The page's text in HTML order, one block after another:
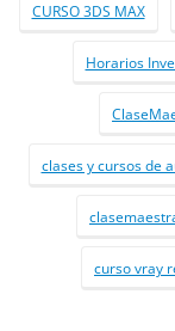
CURSO 3DS MAX
Horarios
clases y cursos de
curso vray